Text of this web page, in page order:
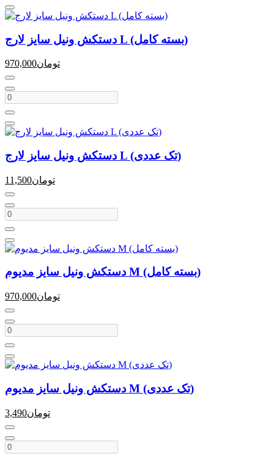
دستکش ونیل سایز لارج L (بسته کامل)
970,000تومان
دستکش ونیل سایز لارج L (تک عددی)
11,500تومان
دستکش ونیل سایز مدیوم M (بسته کامل)
970,000تومان
دستکش ونیل سایز مدیوم M (تک عددی)
3,490تومان